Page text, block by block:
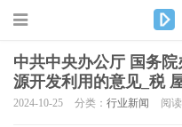
中共中央办公厅 国务
源开发利用的意见_税
2024-10-25 分类： 行业新闻 阅